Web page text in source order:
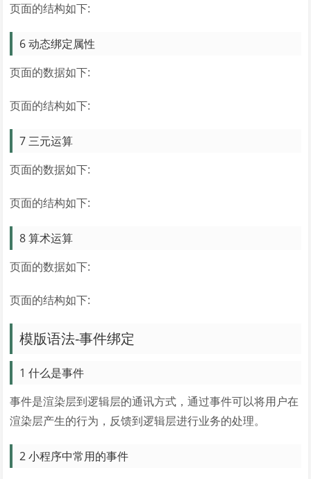
页面的结构如下:
6 动态绑定属性
页面的数据如下:
页面的结构如下:
7 三元运算
页面的数据如下:
页面的结构如下:
8 算术运算
页面的数据如下:
页面的结构如下:
模版语法-事件绑定
1 什么是事件
事件是渲染层到逻辑层的通讯方式，通过事件可以将用户在
渲染层产生的行为，反馈到逻辑层进行业务的处理。
2 小程序中常用的事件